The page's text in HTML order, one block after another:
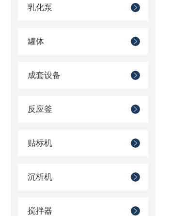
乳化泵
罐体
成套设备
反应釜
贴标机
沉析机
搅拌器